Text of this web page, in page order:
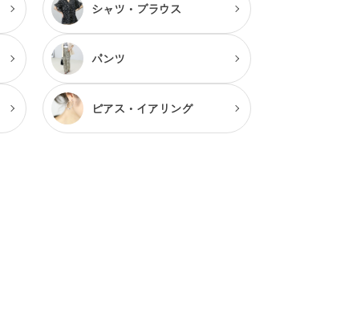
シャツ・ブラウス
パンツ
ピアス・ イアリング